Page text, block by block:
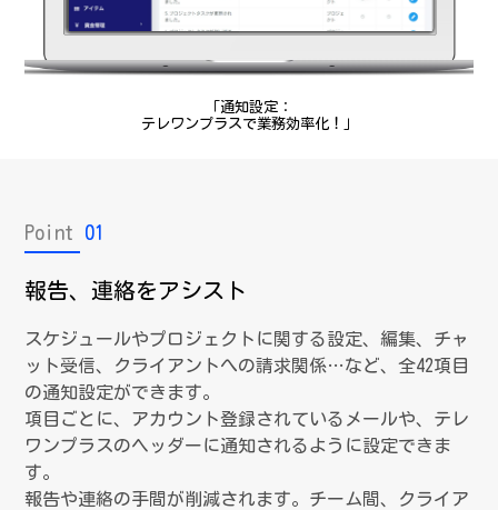
「通知設定：
テレワンプラスで業務効率化！」
Point 01
報告、連絡をアシスト
スケジュールやプロジェクトに関する設定、編集、チャ
ット受信、クライアントへの請求関係…など、全42項目
の通知設定ができます。
項目ごとに、アカウント登録されているメールや、テレ
ワンプラスのヘッダーに通知されるように設定できま
す。
報告や連絡の手間が削減されます。チーム間、クライア